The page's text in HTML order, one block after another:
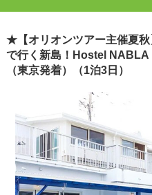
★【オリオンツアー主催夏
で行く新島！Hostel NABLA
（東京発着）（1泊3日）